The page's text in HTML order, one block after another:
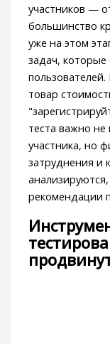
участников —
большинство
уже на этом
задач,
товар
теста важно
участника, но
затруднения и
рекомендации